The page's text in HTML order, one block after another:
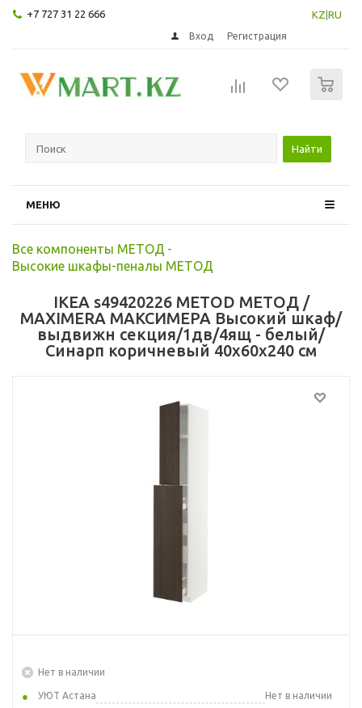
+7 727 31 22 666 KZ RU
Вход Регистрация
Найти
МЕНЮ
Все компоненты МЕТОД -
Высокие шкафы-пеналы МЕТОД
IKEA s49420226 METOD МЕТОД /
MAXIMERA МАКСИМЕРА Высокий шкаф/
выдвижн секция/1дв/4ящ - белый/
Синарп коричневый 40x60x240 см
Нет в наличии
УЮТ Астана
Нет в наличии